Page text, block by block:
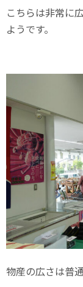
こちらは非常に
ようです。
物産の広さは普通